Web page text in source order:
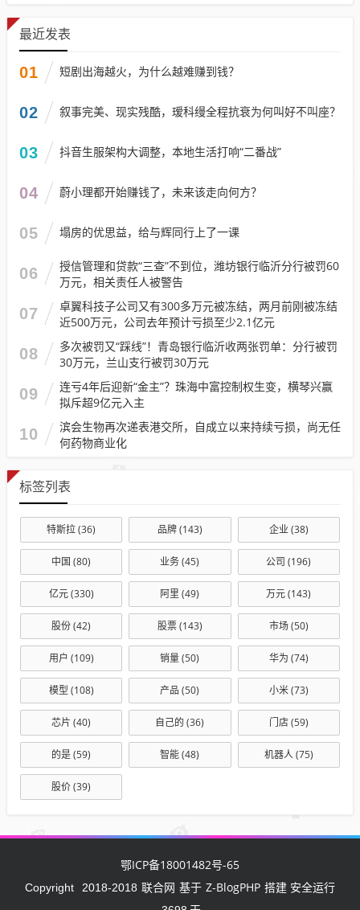
最近发表
01 短剧出海越火，为什么越难赚到钱？
02 叙事完美、现实残酷，瑷科缦全程抗衰为何叫好不叫座？
03 抖音生服架构大调整，本地生活打响“二番战”
04 蔚小理都开始赚钱了，未来该走向何方？
05 塌房的优思益，给与辉同行上了一课
06
授信管理和贷款“三查”不到位，潍坊银行临沂分行被罚60
万元，相关责任人被警告
07
卓翼科技子公司又有300多万元被冻结，两月前刚被冻结
近500万元，公司去年预计亏损至少2.1亿元
08
多次被罚又“踩线”！青岛银行临沂收两张罚单：分行被罚
30万元，兰山支行被罚30万元
09
连亏4年后迎新“金主”？珠海中富控制权生变，横琴兴赢
拟斥超9亿元入主
10
滨会生物再次递表港交所，自成立以来持续亏损，尚无任
何药物商业化
标签列表
特斯拉(36) 品牌(143) 企业(38)
中国 (80) 业务(45) 公司 (196)
亿元(330) 阿里(49) 万元(143)
股份(42) 股票(143) 市场(50)
用户 (109) 销量(50) 华为 (74)
模型(108) 产品 (50) 小米(73)
芯片 (40) 自己的 (36) 门店(59)
的是(59) 智能(48) 机器人(75)
股价(39)
鄂ICP备18001482号-65
Copyright 2018-2018 联合网 基于 Z-BlogPHP 搭建 安全运行